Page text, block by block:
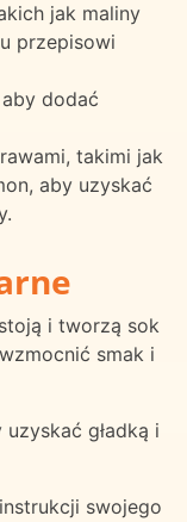
jak maliny
przepisowi
dodać
takimi jak
aby uzyskać
i tworzą sok
smak i
gładką i
swojego